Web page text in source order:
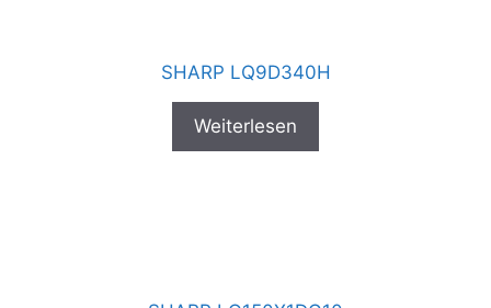
SHARP LQ9D340H
Weiterlesen